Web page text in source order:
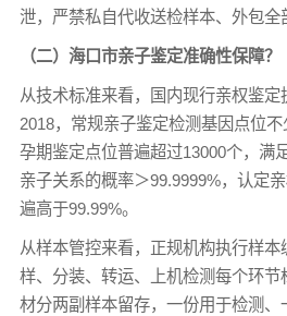
泄，严禁私自代收送检样本、外包全
（二）海口市亲子鉴定准确性保障？
从技术标准来看，国内现行亲权鉴定
2018，常规亲子鉴定检测基因点位
孕期鉴定点位普遍超过13000个，满
亲子关系的概率＞99.9999%，认定
遍高于99.99%。
从样本管控来看，正规机构执行样
样、分装、转运、上机检测每个环
材分两副样本留存，一份用于检测